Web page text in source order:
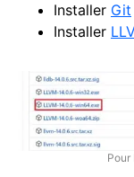
Installer Git
Installer
Pour